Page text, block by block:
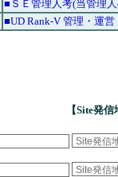
■ＳＥ管理人考(当管理
■UD Rank-V 管理・運
【Site発